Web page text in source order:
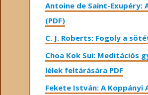
Antoine de Saint-Exupéry:
(PDF)
C. J. Roberts: Fogoly a
Choa Kok Sui: Meditációs
lélek feltárására PDF
Fekete István: A Koppányi